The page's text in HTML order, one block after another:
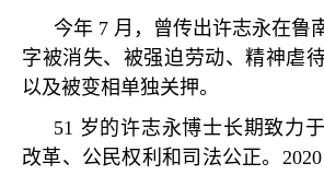
今年7 月，曾传出许志永在鲁
字被消失、被强迫劳动、精神虐
以及被变相单独关押。
51 岁的许志永博士长期致力
改革、公民权利和司法公正。